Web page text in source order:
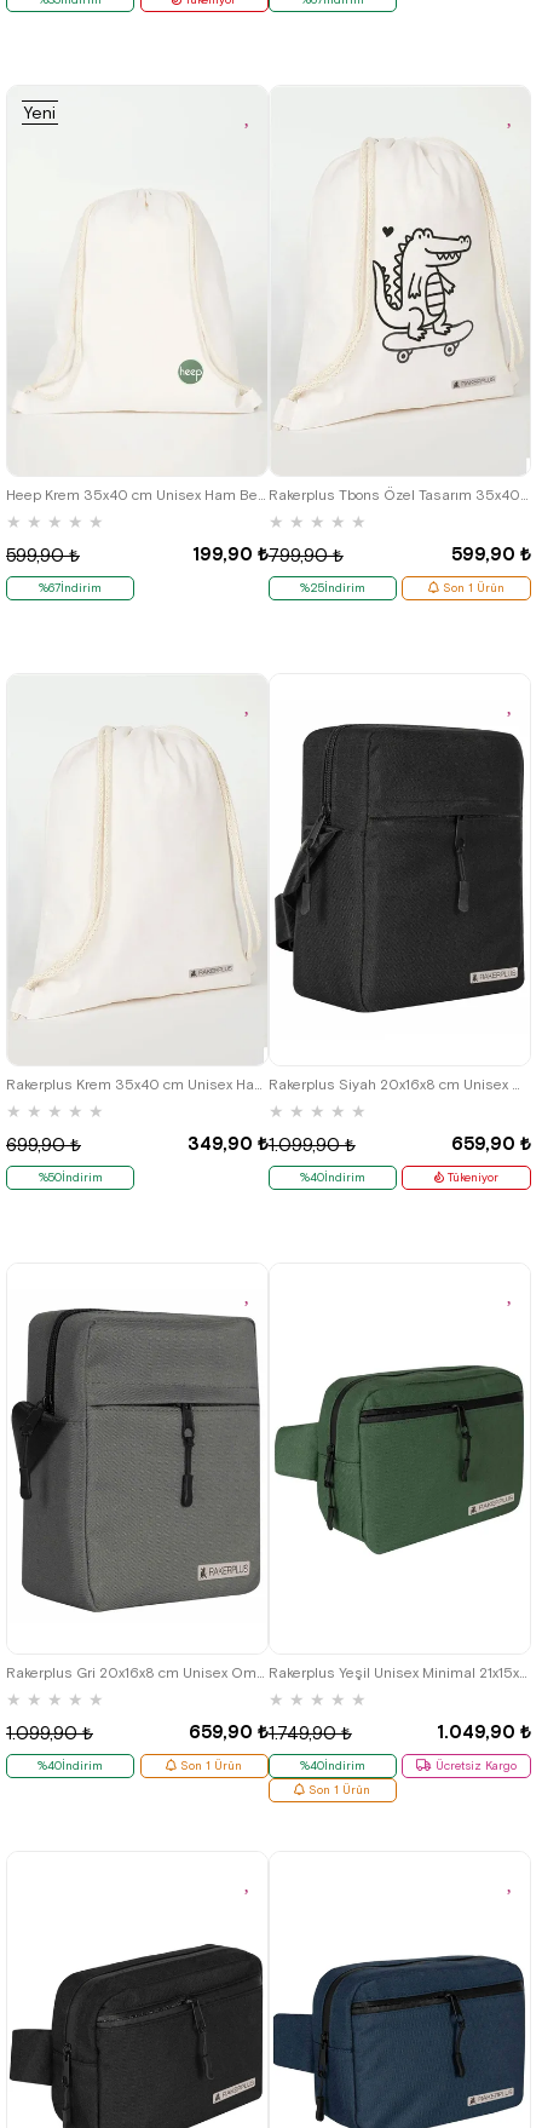
Heep Krem 35x40 cm Unisex Ham Bez Büzgülü Sırt Ayakkabı Çantası
★ ★ ★ ★ ★
199,90 ₺
599,90 ₺
%67İndirim
Yeni
Rakerplus Tbons Özel Tasarım 35x40 cm Unisex Ham Bez Büzgülü Sırt Ayakkabı Çantası
★ ★ ★ ★ ★
599,90 ₺
799,90 ₺
%25İndirim Son 1 Ürün
★ ★ ★ ★ ★
349,90 ₺
699,90 ₺
%50İndirim
★ ★ ★ ★ ★
659,90 ₺
1.099,90 ₺
%40İndirim Tükeniyor
★ ★ ★ ★ ★
659,90 ₺
1.099,90 ₺
%40İndirim Son 1 Ürün
Rakerplus Yeşil Unisex Minimal 21x15x5 cm Bel ve Göğüs Çantası
★ ★ ★ ★ ★
1.049,90 ₺
1.749,90 ₺
%40İndirim
Ücretsiz Kargo
Son 1 Ürün